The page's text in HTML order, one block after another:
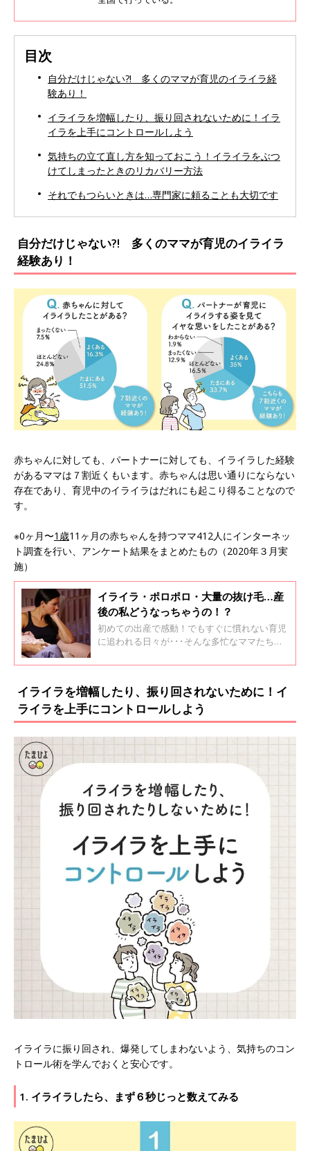
目次
自分だけじゃない?! 多くのママが育児のイライラ経
験あり！
イライラを増幅したり、振り回されないために！イラ
イラを上手にコントロールしよう
気持ちの立て直し方を知っておこう！イライラをぶつ
けてしまったときのリカバリー方法
それでもつらいときは…専門家に頼ることも大切です
自分だけじゃない?! 多くのママが育児のイライラ
経験あり！
赤ちゃんに対しても、パートナーに対しても、イライラした経験
があるママは７割近くもいます。赤ちゃんは思い通りにならない
存在であり、育児中のイライラはだれにも起こり得ることなので
す。
※0ヶ月〜1歳11ヶ月の赤ちゃんを持つママ412人にインターネッ
ト調査を行い、アンケート結果をまとめたもの（2020年３月実
施）
イライラ・ポロポロ・大量の抜け毛…産
後の私どうなっちゃうの！？
初めての出産で感動！でもすぐに慣れない育児
に追われる日々が･･･そんな多忙なママたちを
自分にどんな変化が起こるのか、新米ママたち
のママ3574人 に「産後憂鬱になった？」とい
うアンケート調査をおこなったところ、『産
後、憂鬱な気分になったり、育児に対してやる
えたママが46.8％いました。 よくあった 478
人（13.4％） たまにあった 1193人（33.4％）
あまりなかった 892人（25％） まったくなか
った 879人（24.6％） また、『妊娠中、もし
くは妊娠する前、自分が産後の憂鬱な症状 を経
験すると思っていましたか？』という問いには
います。産後はさまざまな変化が見られると思
いますが、先輩ママたちはどんな経験をしたの
でしょうか。
イライラを増幅したり、振り回されないために！イ
ライラを上手にコントロールしよう
イライラに振り回され、爆発してしまわないよう、気持ちのコン
トロール術を学んでおくと安心です。
1. イライラしたら、まず６秒じっと数えてみる